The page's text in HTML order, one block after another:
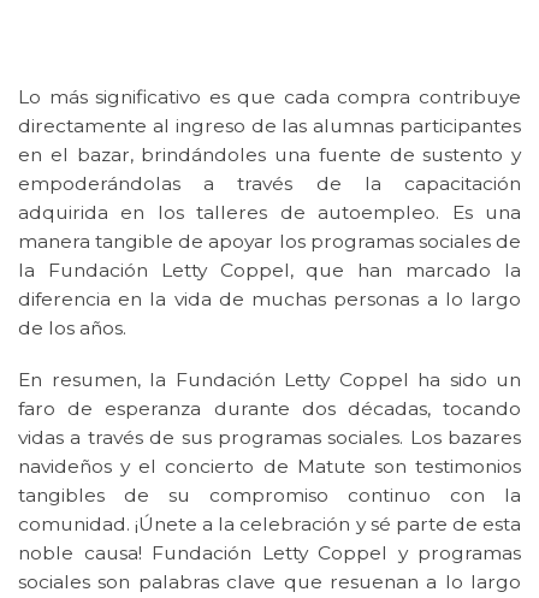
Lo más significativo es que cada compra contribuye
directamente al ingreso de las alumnas participantes
en el bazar, brindándoles una fuente de sustento y
empoderándolas a través de la capacitación
adquirida en los talleres de autoempleo. Es una
manera tangible de apoyar losprogramas socialesde
la Fundación Letty Coppel,que han marcado la
diferencia en la vida de muchas personas a lo largo
de los años.
En resumen, la Fundación Letty Coppel ha sido un
faro de esperanza durante dos décadas, tocando
vidas a través de susprogramas sociales. Los bazares
navideños y el concierto de Matute son testimonios
tangibles de su compromiso continuo con la
comunidad. ¡Únete a la celebración y sé parte de esta
noble causa! Fundación Letty Coppel y programas
sociales son palabras clave que resuenan a lo largo